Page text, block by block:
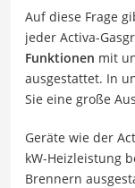
Auf diese Frage
jeder Activa-
Funktionen mit
ausgestattet. In
Sie eine große
Geräte wie der
kW-Heizleistung
Brennern